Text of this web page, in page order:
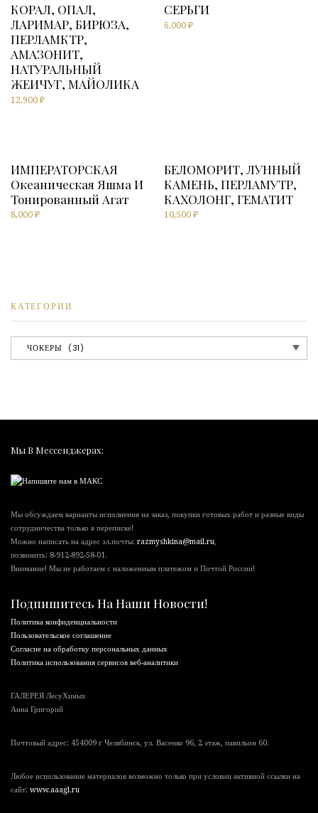
КОРАЛ, ОПАЛ,
ЛАРИМАР, БИРЮЗА,
ПЕРЛАМКТР,
АМАЗОНИТ,
НАТУРАЛЬНЫЙ
ЖЕИЧУГ, МАЙОЛИКА
12,900 ₽
СЕРЬГИ
6,000 ₽
ИМПЕРАТОРСКАЯ
Океаническая Яшма И
Тонированный Агат
8,000 ₽
БЕЛОМОРИТ, ЛУННЫЙ
КАМЕНЬ, ПЕРЛАМУТР,
КАХОЛОНГ, ГЕМАТИТ
10,500 ₽
КАТЕГОРИИ
Мы В Мессенджерах:
Мы обсуждаем варианты исполнения на заказ, покупки готовых работ и разные виды
сотрудничества только в переписке!
Можно написать на адрес эл.почты: razmyshkina@mail.ru,
позвонить: 8-912-892-58-01.
Внимание! Мы не работаем с наложенным платежом и Почтой России!
Подпишитесь На Наши Новости!
Политика конфиденциальности
Пользовательское соглашение
Согласие на обработку персональных данных
Политика использования сервисов веб-аналитики
ГАЛЕРЕЯ ЛесуХиных
Анна Григорий
Почтовый адрес: 454009 г Челябинск, ул. Васенко 96, 2 этаж, павильон 60.
Любое использование материалов возможно только при условии активной ссылки на
сайт: www.aaagl.ru